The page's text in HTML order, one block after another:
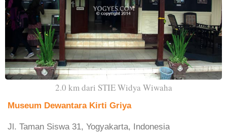
2.0 km dari STIE Widya Wiwaha
Museum Dewantara Kirti Griya
Jl. Taman Siswa 31, Yogyakarta, Indonesia